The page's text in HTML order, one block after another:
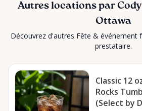
Autres locations par
Ottawa
Découvrez d'autres Fête & événement
prestataire.
Classic 12
Rocks
(Select by